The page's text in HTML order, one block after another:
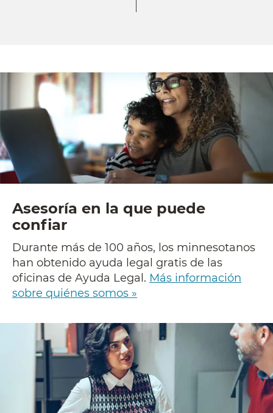
Asesoría en la que puede
confiar
Durante más de 100 años, los minnesotanos
han obtenido ayuda legal gratis de las
oficinas de Ayuda Legal. Más información
sobre quiénes somos »